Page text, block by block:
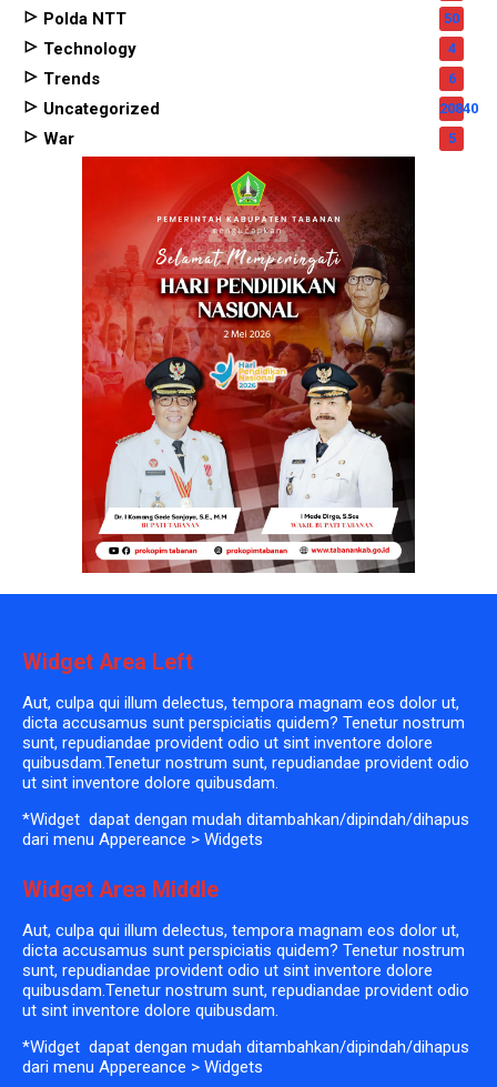
Polda NTT 50
Technology 4
Trends 6
Uncategorized 20840
War 5
Widget Area Left
Aut, culpa qui illum delectus, tempora magnam eos dolor ut,
dicta accusamus sunt perspiciatis quidem? Tenetur nostrum
sunt, repudiandae provident odio ut sint inventore dolore
quibusdam.Tenetur nostrum sunt, repudiandae provident odio
ut sint inventore dolore quibusdam.
*Widget dapat dengan mudah ditambahkan/dipindah/dihapus
dari menu Appereance > Widgets
Widget Area Middle
Aut, culpa qui illum delectus, tempora magnam eos dolor ut,
dicta accusamus sunt perspiciatis quidem? Tenetur nostrum
sunt, repudiandae provident odio ut sint inventore dolore
quibusdam.Tenetur nostrum sunt, repudiandae provident odio
ut sint inventore dolore quibusdam.
*Widget dapat dengan mudah ditambahkan/dipindah/dihapus
dari menu Appereance > Widgets